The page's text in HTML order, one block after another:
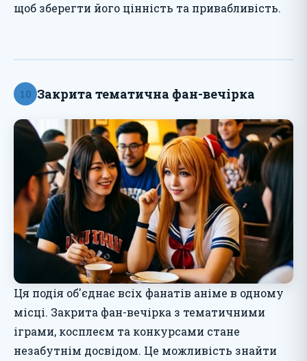
щоб зберегти його цінність та привабливість.
10 Закрита тематична фан-вечірка
Ця подія об'єднає всіх фанатів аніме в одному
місці. Закрита фан-вечірка з тематичними
іграми, косплеєм та конкурсами стане
незабутнім досвідом. Це можливість знайти